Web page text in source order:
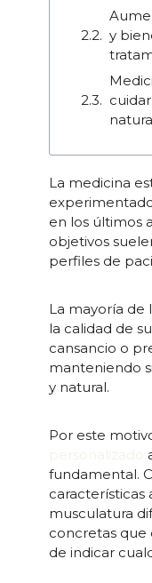
y
La medicina
en los últimos
objetivos
perfiles de
La mayoría de
la calidad de
cansancio o
manteniendo
y natural.
Por este
fundamental.
características
musculatura
concretas que
de indicar